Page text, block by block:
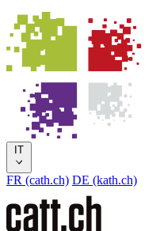
IT
FR (cath.ch) DE (kath.ch)